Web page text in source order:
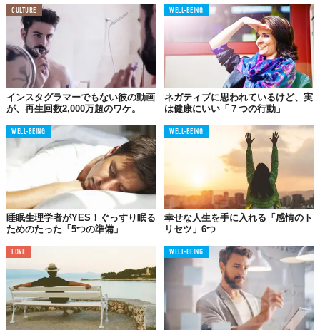
ら離れていけば、本当の自分を取り戻すこともできます。本当の
自分こそがあなたの活力の源なのだから。
03.
心と精神を融合させ
楽しいことに集中
目の焦点が合わず、気が動転し、地に足がつかないような感覚が
ありませんか？こうした状態は最悪、まさに負のエネルギーを両
CULTURE
インスタグラマーでもない彼の動画
が、再生回数2,000万超のワケ。
WELL-BEING
ネガティブに思われているけど、実
は健康にいい「７つの行動」
WELL-BEING
睡眠生理学者がYES！ぐっすり眠る
ためのたった「5つの準備」
WELL-BEING
幸せな人生を手に入れる「感情のト
リセツ」6つ
LOVE WELL-BEING